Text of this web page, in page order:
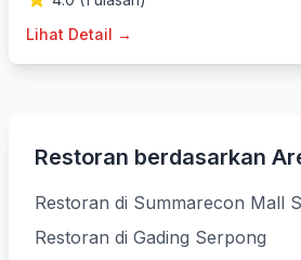
Lihat Detail →
Restoran berdasarkan
Restoran di Summarecon Mall
Restoran di Gading Serpong